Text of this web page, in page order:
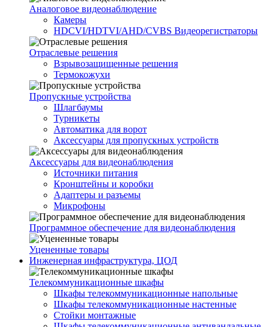
Аналоговое видеонаблюдение
Камеры
HDCVI/HDTVI/AHD/CVBS Видеорегистраторы
Отраслевые решения
Взрывозащищенные решения
Термокожухи
Пропускные устройства
Шлагбаумы
Турникеты
Автоматика для ворот
Аксессуары для пропускных устройств
Аксессуары для видеонаблюдения
Источники питания
Кронштейны и коробки
Адаптеры и разъемы
Микрофоны
Программное обеспечение для видеонаблюдения
Уцененные товары
Инженерная инфраструктура, ЦОД
Телекоммуникационные шкафы
Шкафы телекоммуникационные напольные
Шкафы телекоммуникационные настенные
Стойки монтажные